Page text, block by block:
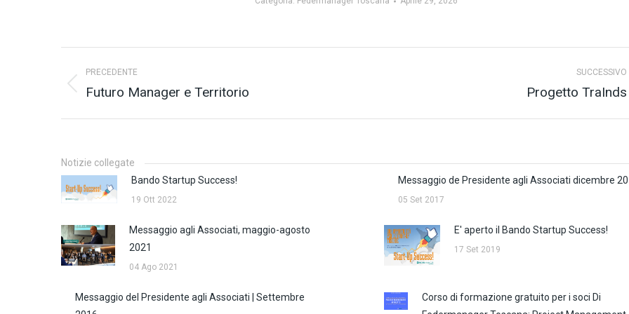
Naviga
tra
i
post
PRECEDENTE
Post
Futuro Manager e Territorio
SUCCESSIVO
Progetto TraInds
Notizie collegate
Bando Startup Success!
19 Ott 2022
Messaggio de Presidente agli Associati dicembre
05 Set 2017
Messaggio agli Associati, maggio-agosto
2021
04 Ago 2021
E' aperto il Bando Startup Success!
17 Set 2019
Messaggio del Presidente agli Associati | Settembre
Corso di formazione gratuito per i soci Di